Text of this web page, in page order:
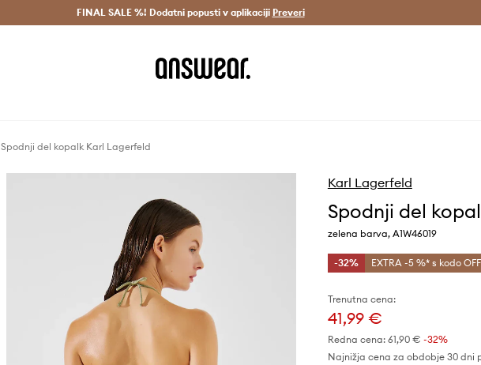
Dostava v 3 dneh > Prihrani z vpisom v Answear Club >
FINAL SALE %! Dodatni popusti v aplikaciji Preveri
Spodnji del kopalk Karl Lagerfeld
Karl Lagerfeld
Spodnji del
zelena barva, A1W46019
-32% EXTRA -5 %* s kodo OFF
Trenutna cena:
41,99 €
Redna cena: 61,90 € -32%
Najnižja cena za obdobje 30 dni